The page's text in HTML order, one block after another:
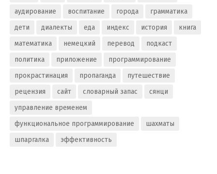
аудирование
воспитание города
грамматика
дети
диалекты еда индекс история
книга
математика
немецкий перевод
подкаст
политика
приложение
программирование
прокрастинация
пропаганда
путешествие
рецензия
сайт словарный запас
сянци
управление временем
функциональное программирование
шахматы
шпаргалка
эффективность